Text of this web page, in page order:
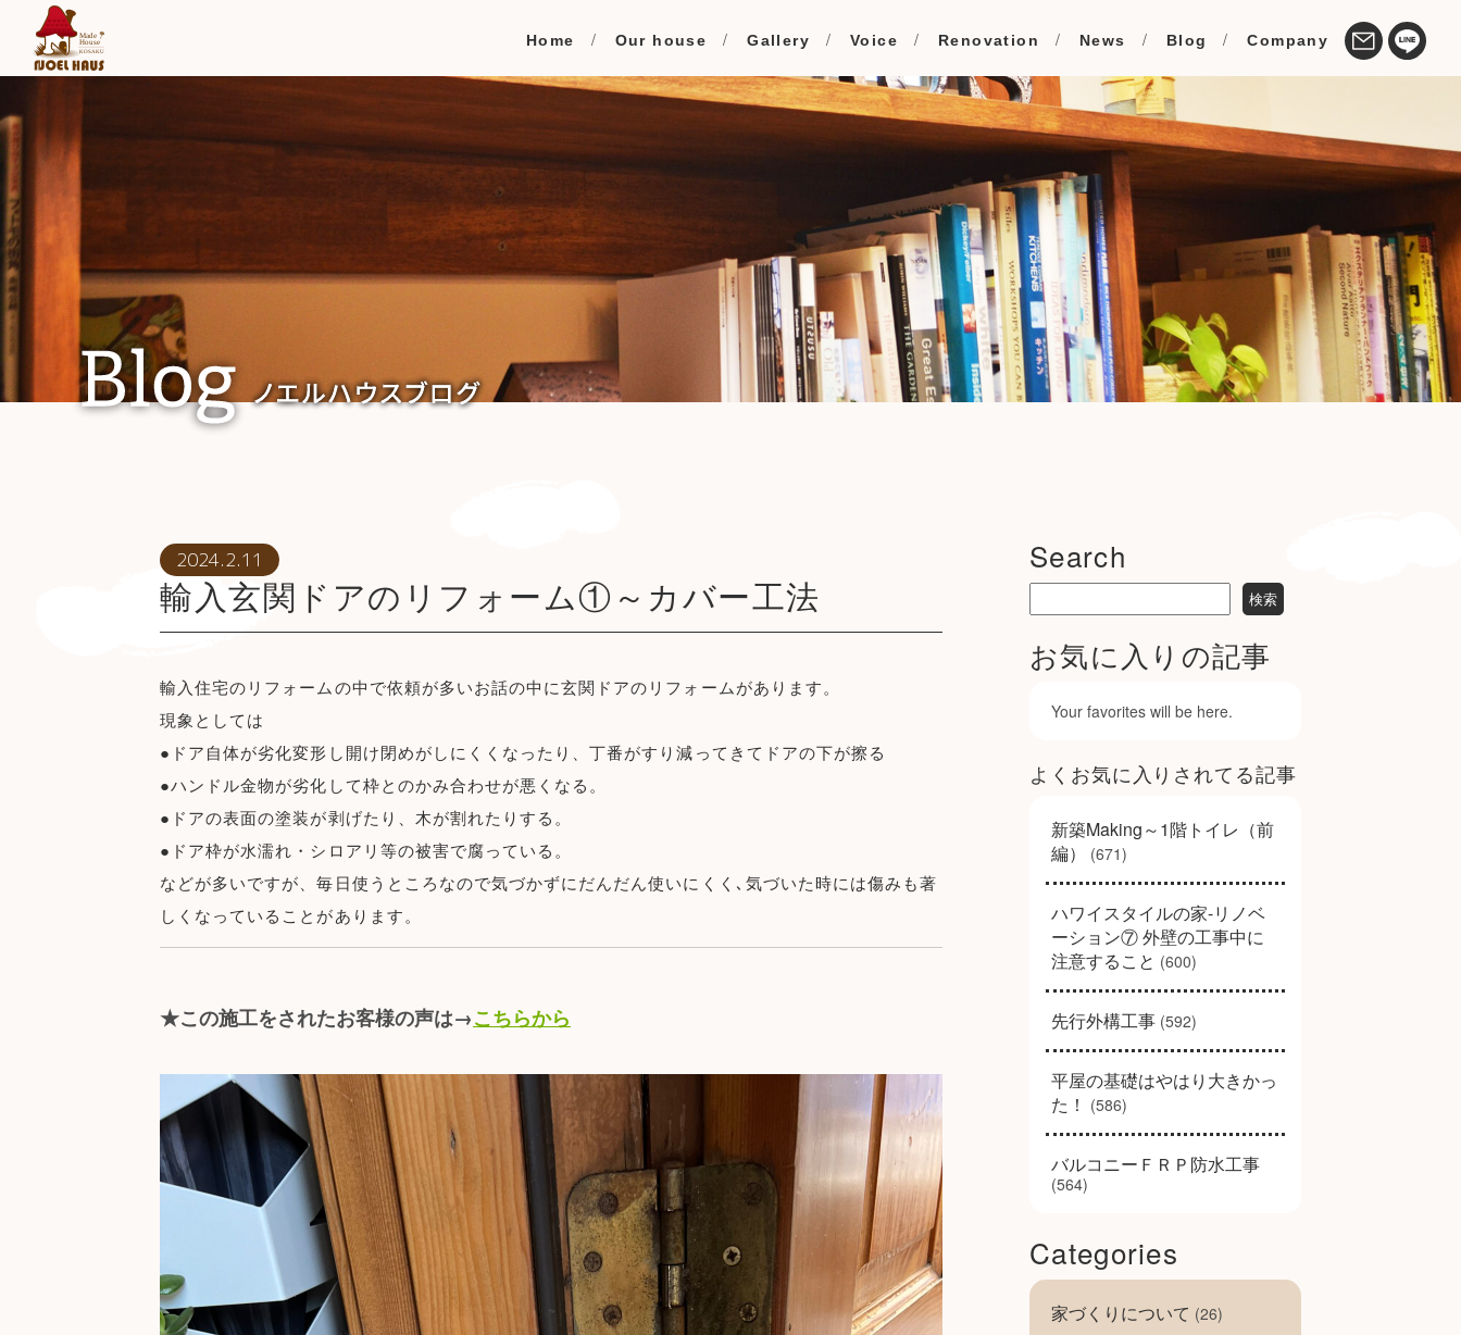
2024.2.11
輸入玄関ドアのリフォーム①～カバー工法
輸入住宅のリフォームの中で依頼が多いお話の中に玄関ドアのリフォームがあります。
現象としては
●ドア自体が劣化変形し開け閉めがしにくくなったり、丁番がすり減ってきてドアの下が擦る
●ハンドル金物が劣化して枠とのかみ合わせが悪くなる。
●ドアの表面の塗装が剥げたり、木が割れたりする。
●ドア枠が水濡れ・シロアリ等の被害で腐っている。
などが多いですが、毎日使うところなので気づかずにだんだん使いにくく､気づいた時には傷みも著
しくなっていることがあります。
★この施工をされたお客様の声は→こちらから
Search
お気に入りの記事
Your favorites will be here.
よくお気に入りされてる記事
新築Making～1階トイレ（前
編）
(671)
ハワイスタイルの家-リノベ
ーション⑦ 外壁の工事中に
注意すること (600)
先行外構工事 (592)
平屋の基礎はやはり大きかっ
た！ (586)
バルコニーＦＲＰ防水工事
(564)
Categories
家づくりについて (26)
Home Our house Gallery Voice Renovation News Blog Company